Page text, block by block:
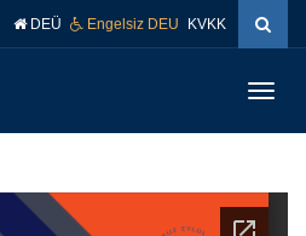
DEÜ Engelsiz DEU KVKK